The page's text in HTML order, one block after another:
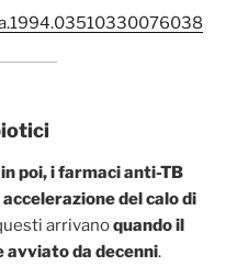
in poi, i farmaci anti-TB
del calo di
arrivanoquando il
avviatoda decenni.